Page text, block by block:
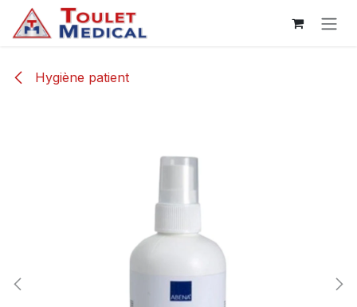
Se rendre au contenu
Hygiène patient